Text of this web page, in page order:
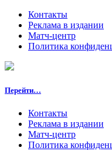
Контакты
Реклама в издании
Матч-центр
Политика
Перейти…
Контакты
Реклама в издании
Матч-центр
Политика